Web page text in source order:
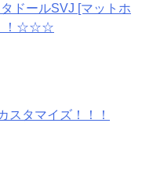
ドールSVJ [マットホ
！！☆☆☆
スタマイズ！！！